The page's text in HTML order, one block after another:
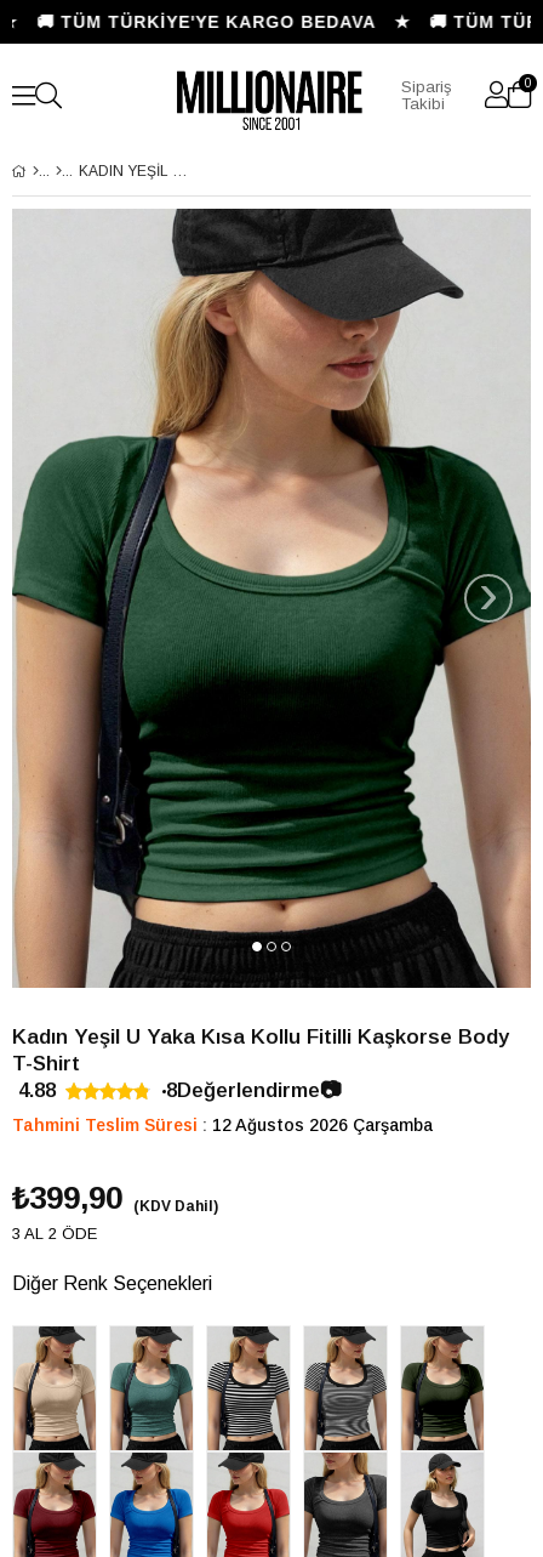
🚚 TÜM TÜRKİYE'YE KARGO BEDAVA ★ 🚚 TÜM
Sipariş
Takibi
0
KADIN YEŞIL U YAKA KISA KOLLU FITILLI KAŞKORSE BODY T-SHIRT
›
Kadın Yeşil U Yaka Kısa Kollu Fitilli Kaşkorse Body
T-Shirt
4.88
8Değerlendirme📷
Tahmini Teslim Süresi : 12 Ağustos 2026 Çarşamba
₺399,90 (KDV Dahil)
3 AL 2 ÖDE
Diğer Renk Seçenekleri